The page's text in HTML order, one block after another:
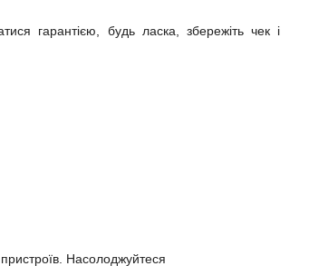
гарантією, будь ласка, збережіть чек і
Насолоджуйтеся